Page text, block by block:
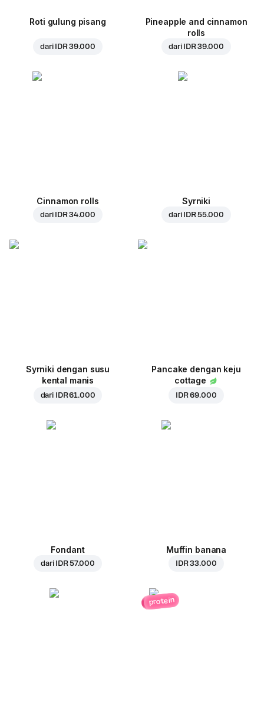
Roti gulung pisang
dari IDR 39.000
Pineapple and cinnamon
rolls
dari IDR 39.000
Cinnamon rolls
dari IDR 34.000
Syrniki
dari IDR 55.000
Syrniki dengan susu
kental manis
dari IDR 61.000
Pancake dengan keju
cottage
IDR 69.000
Fondant
dari IDR 57.000
Muffin banana
IDR 33.000
protein